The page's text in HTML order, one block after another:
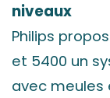
niveaux
Philips
et 5400 un
avec meules